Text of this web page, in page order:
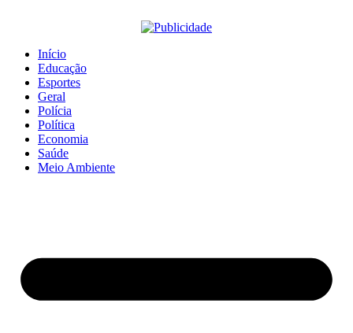
Início
Educação
Esportes
Geral
Polícia
Política
Economia
Saúde
Meio Ambiente